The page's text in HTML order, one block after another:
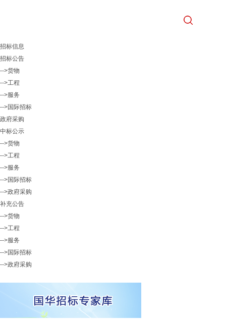
招标信息
招标公告
-->货物
-->工程
-->服务
-->国际招标
政府采购
中标公示
-->货物
-->工程
-->服务
-->国际招标
-->政府采购
补充公告
-->货物
-->工程
-->服务
-->国际招标
-->政府采购